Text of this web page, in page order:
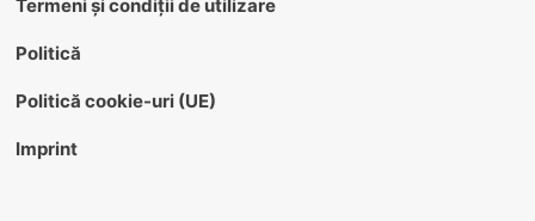
Termeni și condiții de utilizare
Politică
Politică cookie-uri (UE)
Imprint